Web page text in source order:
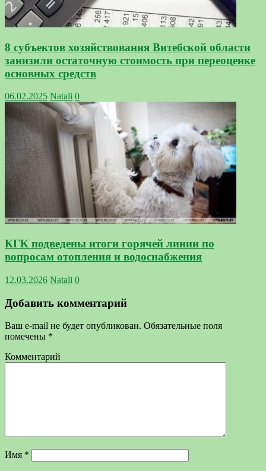
8 субъектов хозяйствования Витебской области
занизили остаточную стоимость при переоценке
основных средств
06.02.2025 Natali 0
КГК подведены итоги горячей линии по
вопросам отопления и водоснабжения
12.03.2026 Natali 0
Добавить комментарий
Ваш e-mail не будет опубликован. Обязательные поля
помечены *
Комментарий
Имя *